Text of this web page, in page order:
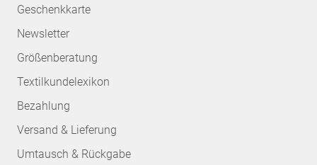
Geschenkkarte
Newsletter
Größenberatung
Textilkundelexikon
Bezahlung
Versand & Lieferung
Umtausch & Rückgabe